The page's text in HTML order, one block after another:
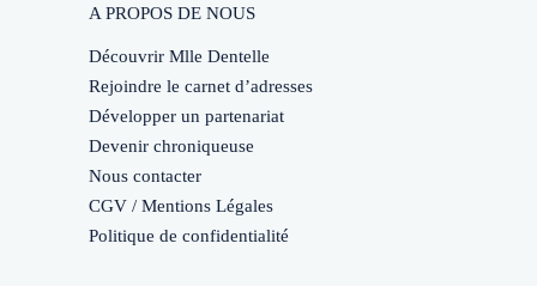
A PROPOS DE NOUS
Découvrir Mlle Dentelle
Rejoindre le carnet d’adresses
Développer un partenariat
Devenir chroniqueuse
Nous contacter
CGV / Mentions Légales
Politique de confidentialité